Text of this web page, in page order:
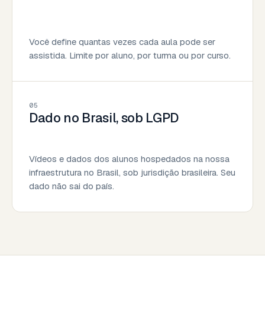
Você define quantas vezes cada aula pode ser
assistida. Limite por aluno, por turma ou por curso.
05
Dado no Brasil, sob LGPD
Vídeos e dados dos alunos hospedados na nossa
infraestrutura no Brasil, sob jurisdição brasileira. Seu
dado não sai do país.